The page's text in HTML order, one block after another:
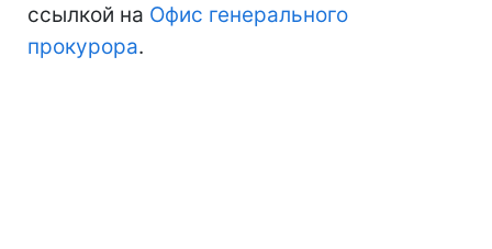
ссылкой на Офис генерального
прокурора.